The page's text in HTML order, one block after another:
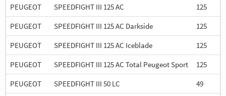
PEUGEOT SPEEDFIGHT III 125 AC
125
PEUGEOT
SPEEDFIGHT III 125 AC Darkside
125
PEUGEOT
SPEEDFIGHT III 125 AC Iceblade
125
PEUGEOT
SPEEDFIGHT III 125 AC Total Peugeot Sport
125
PEUGEOT
SPEEDFIGHT III 50 LC
49